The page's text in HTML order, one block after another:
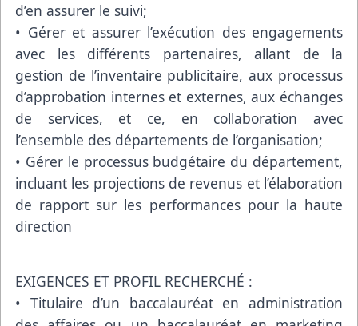
d’en assurer le suivi;
• Gérer et assurer l’exécution des engagements
avec les différents partenaires, allant de la
gestion de l’inventaire publicitaire, aux processus
d’approbation internes et externes, aux échanges
de services, et ce, en collaboration avec
l’ensemble des départements de l’organisation;
• Gérer le processus budgétaire du département,
incluant les projections de revenus et l’élaboration
de rapport sur les performances pour la haute
direction
EXIGENCES ET PROFIL RECHERCHÉ :
• Titulaire d’un baccalauréat en administration